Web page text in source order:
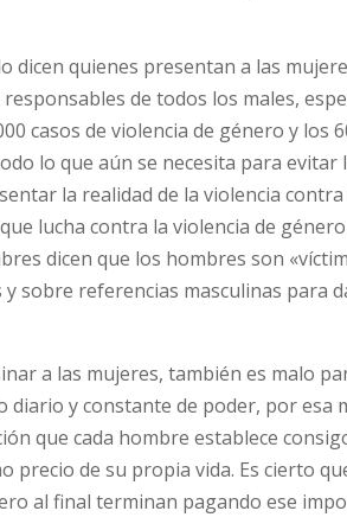
dicen quienes presentan a las
de todos los males,
casos de violencia de género y los
lo que aún se necesita para evitar
la realidad de la violencia
lucha contra la violencia de
dicen que los hombres son
sobre referencias masculinas para
a las mujeres, también es malo
diario y constante de poder, por esa
que cada hombre establece
precio de su propia vida. Es cierto
al final terminan pagando ese